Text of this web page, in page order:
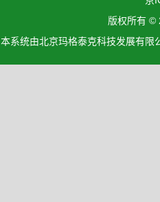
版权所有 ©
本系统由北京玛格泰克科技发展有